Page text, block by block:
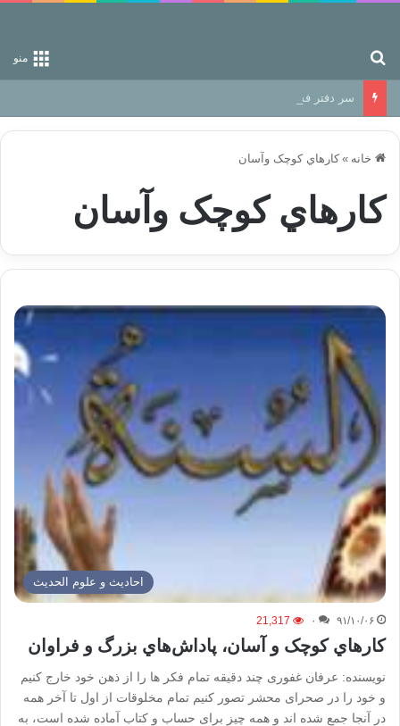
منو
سر دفتر فساد در زمین‌، دوری وکناره‌گیری از راه خداست‌!
خانه » کارهاي کوچک وآسان
کارهاي کوچک وآسان
احادیث و علوم الحدیث
۹۱/۱۰/۰۶ ۰ 21,317
کارهاي کوچک و آسان، پاداش‌هاي بزرگ و فراوان
نویسنده: عرفان غفوری چند دقیقه تمام فکر ها را از ذهن خود خارج کنیم
و خود را در صحرای محشر تصور کنیم تمام مخلوقات از اول تا آخر همه
در آنجا جمع شده اند و همه چیز برای حساب و کتاب آماده شده است، به